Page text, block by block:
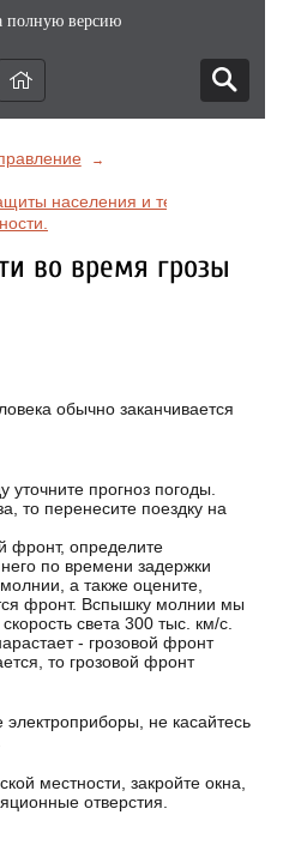
полную версию
→
населения и территорий от
во время грозы
обычно заканчивается
прогноз погоды.
то перенесите поездку на
фронт, определите
по времени задержки
а также оцените,
фронт. Вспышку молнии мы
света 300 тыс. км/с.
- грозовой фронт
то грозовой фронт
не касай­тесь
местности, закройте окна,
отверстия.